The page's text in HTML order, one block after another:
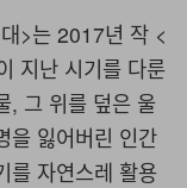
>는 2017년 작 <
지난 시기를 다룬
, 그 위를 덮은 울
을 잃어버린 인간
를 자연스레 활용